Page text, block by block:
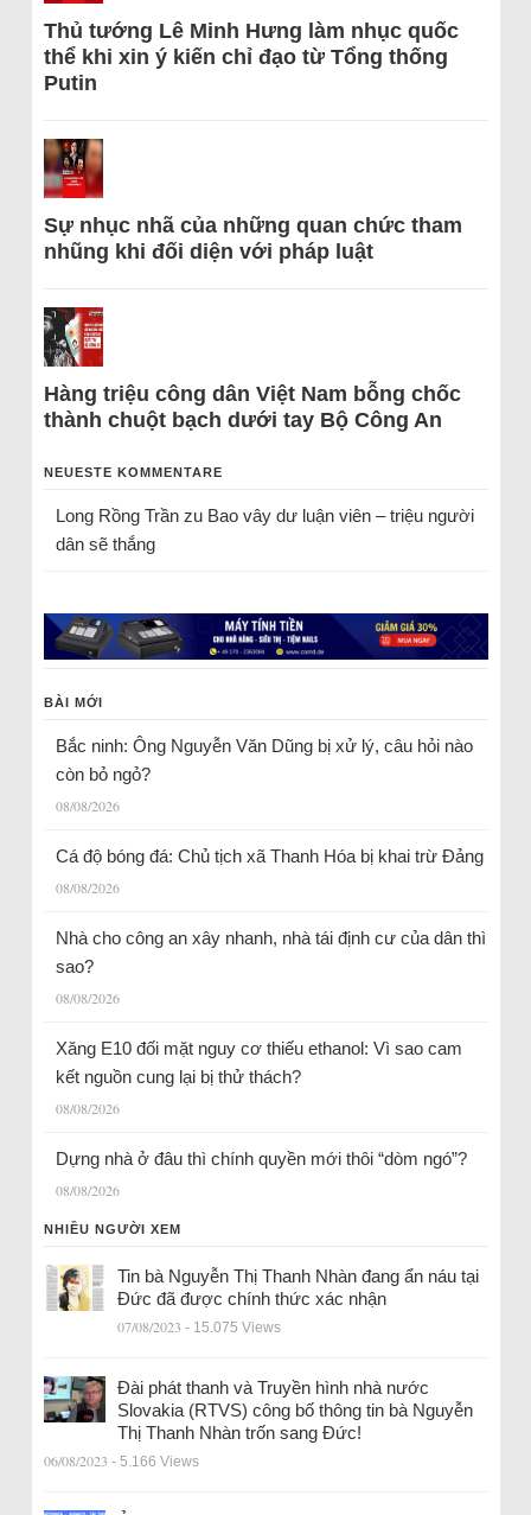
Thủ tướng Lê Minh Hưng làm nhục quốc
thể khi xin ý kiến chỉ đạo từ Tổng thống
Putin
Sự nhục nhã của những quan chức tham
nhũng khi đối diện với pháp luật
Hàng triệu công dân Việt Nam bỗng chốc
thành chuột bạch dưới tay Bộ Công An
NEUESTE KOMMENTARE
Long Rồng Trầnzu Bao vây dư luận viên – triệu người
dân sẽ thắng
BÀI MỚI
Bắc ninh: Ông Nguyễn Văn Dũng bị xử lý, câu hỏi nào
còn bỏ ngỏ?
08/08/2026
Cá độ bóng đá: Chủ tịch xã Thanh Hóa bị khai trừ Đảng
08/08/2026
Nhà cho công an xây nhanh, nhà tái định cư của dân thì
sao?
08/08/2026
Xăng E10 đối mặt nguy cơ thiếu ethanol: Vì sao cam
kết nguồn cung lại bị thử thách?
08/08/2026
Dựng nhà ở đâu thì chính quyền mới thôi “dòm ngó”?
08/08/2026
NHIỀU NGƯỜI XEM
Tin bà Nguyễn Thị Thanh Nhàn đang ẩn náu tại
Đức đã được chính thức xác nhận
07/08/2023 - 15.075 Views
Đài phát thanh và Truyền hình nhà nước
Slovakia (RTVS) công bố thông tin bà Nguyễn
Thị Thanh Nhàn trốn sang Đức!
06/08/2023 - 5.166 Views